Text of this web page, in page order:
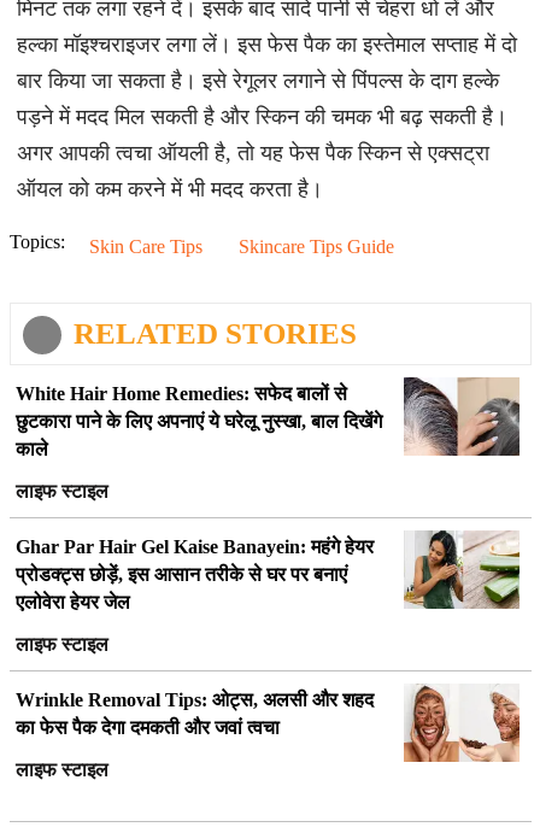
मिनट तक लगा रहने दें। इसके बाद सादे पानी से चेहरा धो लें और
हल्का मॉइश्चराइजर लगा लें। इस फेस पैक का इस्तेमाल सप्ताह में दो
बार किया जा सकता है। इसे रेगूलर लगाने से पिंपल्स के दाग हल्के
पड़ने में मदद मिल सकती है और स्किन की चमक भी बढ़ सकती है।
अगर आपकी त्वचा ऑयली है, तो यह फेस पैक स्किन से एक्सट्रा
ऑयल को कम करने में भी मदद करता है।
Topics: Skin Care Tips Skincare Tips Guide
RELATED STORIES
White Hair Home Remedies: सफेद बालों से
छुटकारा पाने के लिए अपनाएं ये घरेलू नुस्खा, बाल दिखेंगे
काले
लाइफ स्टाइल
Ghar Par Hair Gel Kaise Banayein: महंगे हेयर
प्रोडक्ट्स छोड़ें, इस आसान तरीके से घर पर बनाएं
एलोवेरा हेयर जेल
लाइफ स्टाइल
Wrinkle Removal Tips: ओट्स, अलसी और शहद
का फेस पैक देगा दमकती और जवां त्वचा
लाइफ स्टाइल